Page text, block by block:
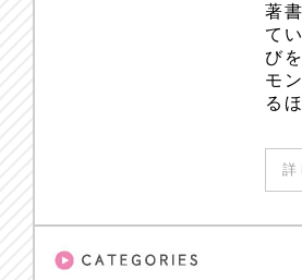
著
て
び
モ
る
詳